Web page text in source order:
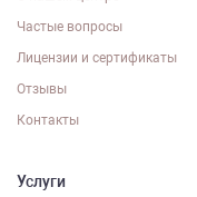
Частые вопросы
Лицензии и сертификаты
Отзывы
Контакты
Услуги